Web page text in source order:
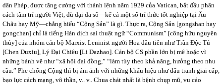
dân Pháp, được tăng cường với thánh lệnh năm 1929 của Vatican, bắt đầu phân
cách tâm trí người Việt, dù đại đa số—kể cả một số trí thức tốt nghiệp tại Âu
Châu hay Mỹ—chẳng hiểu “Cộng Sản” là gì. Thực ra, Cộng Sản [gongshan hay
gongchan] chỉ là tiếng Hán dịch sai thuật ngữ “Communism” [công hữu nguyên
thủy] của nhóm cán bộ Marxist Leninist người Hoa đầu tiên như Trần Độc Tú
[Chen Duxiu], Lý Đại Chiêu [Li Dazhao]. Cán bộ CS phần lớn bị mê hoặc vì
những bánh vẽ như “xã hội đại đồng,” “làm tùy theo khả năng, hưởng theo nhu
cầu.” Phe chống Cộng thì bị ám ảnh với những khẩu hiệu như đấu tranh giai cấp,
bạo lực cách mạng, vô thần, v.. v.. Chua chát nhất là bệnh chụp mũ, vu cáo